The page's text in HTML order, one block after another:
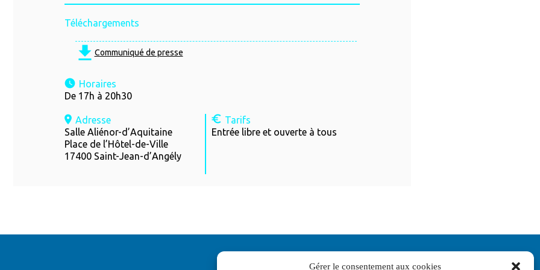
Gérer le consentement aux cookies
Téléchargements
Communiqué de presse
Horaires
De 17h à 20h30
Adresse
Salle Aliénor-d’Aquitaine
Place de l’Hôtel-de-Ville
17400 Saint-Jean-d’Angély
Tarifs
Entrée libre et ouverte à tous